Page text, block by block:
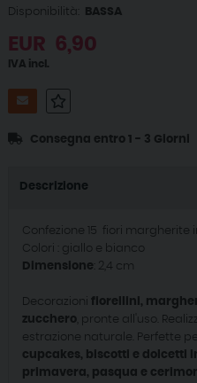
Disponibilità:
BASSA
EUR 6,90
IVA incl.
Consegna entro 1 - 3 Giorni
Descrizione
Confezione 15 fiori margherite
Colori : giallo e bianco
Dimensione : 2,4 cm
Decorazioni
fiorellini,
zucchero, pronte all'uso.
estrazione naturale. Perfette
cupcakes, biscotti e dolcetti
primavera, pasqua e